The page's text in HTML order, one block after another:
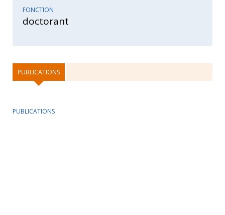
FONCTION
doctorant
PUBLICATIONS
PUBLICATIONS